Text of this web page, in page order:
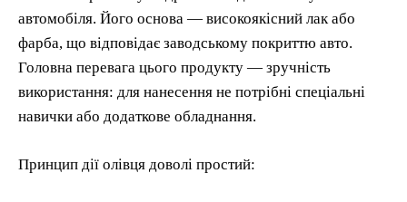
автомобіля. Його основа — високоякісний лак або
фарба, що відповідає заводському покриттю авто.
Головна перевага цього продукту — зручність
використання: для нанесення не потрібні спеціальні
навички або додаткове обладнання.
Принцип дії олівця доволі простий: